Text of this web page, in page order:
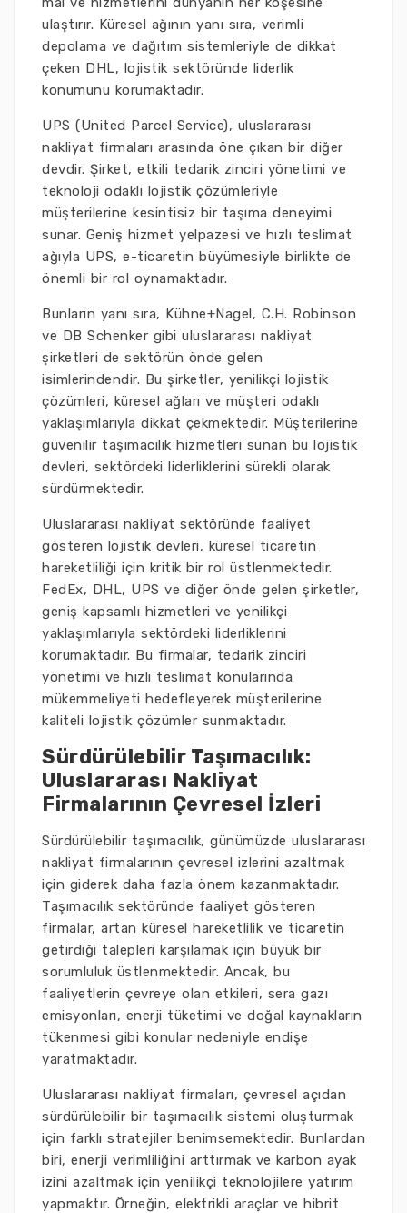
ulaştırır. Küresel ağının yanı sıra, verimli
depolama ve dağıtım sistemleriyle de dikkat
çeken DHL, lojistik sektöründe liderlik
konumunu korumaktadır.
UPS (United Parcel Service), uluslararası
nakliyat firmaları arasında öne çıkan bir diğer
devdir. Şirket, etkili tedarik zinciri yönetimi ve
teknoloji odaklı lojistik çözümleriyle
müşterilerine kesintisiz bir taşıma deneyimi
sunar. Geniş hizmet yelpazesi ve hızlı teslimat
ağıyla UPS, e-ticaretin büyümesiyle birlikte de
önemli bir rol oynamaktadır.
Bunların yanı sıra, Kühne+Nagel, C.H. Robinson
ve DB Schenker gibi uluslararası nakliyat
şirketleri de sektörün önde gelen
isimlerindendir. Bu şirketler, yenilikçi lojistik
çözümleri, küresel ağları ve müşteri odaklı
yaklaşımlarıyla dikkat çekmektedir. Müşterilerine
güvenilir taşımacılık hizmetleri sunan bu lojistik
devleri, sektördeki liderliklerini sürekli olarak
sürdürmektedir.
Uluslararası nakliyat sektöründe faaliyet
gösteren lojistik devleri, küresel ticaretin
hareketliliği için kritik bir rol üstlenmektedir.
FedEx, DHL, UPS ve diğer önde gelen şirketler,
geniş kapsamlı hizmetleri ve yenilikçi
yaklaşımlarıyla sektördeki liderliklerini
korumaktadır. Bu firmalar, tedarik zinciri
yönetimi ve hızlı teslimat konularında
mükemmeliyeti hedefleyerek müşterilerine
kaliteli lojistik çözümler sunmaktadır.
Sürdürülebilir Taşımacılık:
Uluslararası Nakliyat
Firmalarının Çevresel İzleri
Sürdürülebilir taşımacılık, günümüzde uluslararası
nakliyat firmalarının çevresel izlerini azaltmak
için giderek daha fazla önem kazanmaktadır.
Taşımacılık sektöründe faaliyet gösteren
firmalar, artan küresel hareketlilik ve ticaretin
getirdiği talepleri karşılamak için büyük bir
sorumluluk üstlenmektedir. Ancak, bu
faaliyetlerin çevreye olan etkileri, sera gazı
emisyonları, enerji tüketimi ve doğal kaynakların
tükenmesi gibi konular nedeniyle endişe
yaratmaktadır.
Uluslararası nakliyat firmaları, çevresel açıdan
sürdürülebilir bir taşımacılık sistemi oluşturmak
için farklı stratejiler benimsemektedir. Bunlardan
biri, enerji verimliliğini arttırmak ve karbon ayak
izini azaltmak için yenilikçi teknolojilere yatırım
yapmaktır. Örneğin, elektrikli araçlar ve hibrit